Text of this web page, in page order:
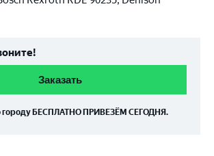
Заказать
городу БЕСПЛАТНО ПРИВЕЗЁМ СЕГОДНЯ.